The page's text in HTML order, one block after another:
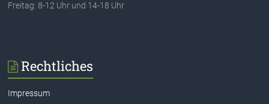
Freitag: 8-12 Uhr und 14-18 Uhr
Rechtliches
Impressum